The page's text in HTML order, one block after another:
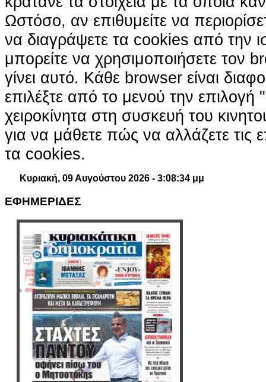
Ωστόσο, αν επιθυμείτε να
να διαγράψετε τα cookies από την
μπορείτε να χρησιμοποιήσετε τον
γίνει αυτό. Κάθε browser είναι
επιλέξτε από το μενού την επιλογή
χειροκίνητα στη συσκευή του
για να μάθετε πώς να αλλάζετε τις
τα cookies.
Κυριακή, 09 Αυγούστου 2026 - 3:08:35 μμ
ΕΦΗΜΕΡΙΔΕΣ